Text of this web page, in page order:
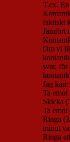
T.ex.
faktiskt
Jämfört
Om vi
svar, för
Jag kan:
Ta emot
Skicka
Ta
Ringa
minut
Ringa